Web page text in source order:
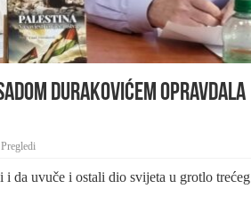
DURAKOVIĆEM OPRAVDALA
da uvuče i ostali dio svijeta u grotlo trećeg